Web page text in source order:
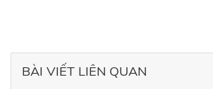
BÀI VIẾT LIÊN QUAN